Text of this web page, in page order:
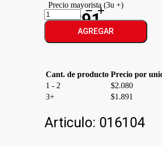
Precio mayorista (3u +)
$1.891
UNION
YERBA
CON
cantidad
AGREGAR
Cant. de producto Precio por
1 - 2
$2.080
3+
$1.891
Articulo: 016104